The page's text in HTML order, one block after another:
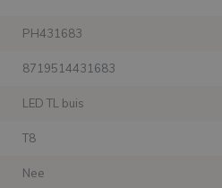
PH431683
8719514431683
LED TL buis
T8
Nee